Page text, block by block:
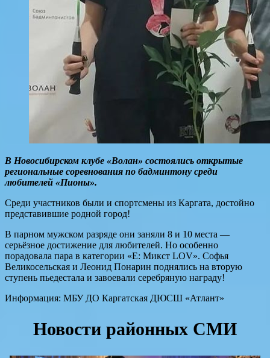
В Новосибирском клубе «Волан» состоялись открытые
региональные соревнования по бадминтону среди
любителей «Пионы».
Среди участников были и спортсмены из Каргата, достойно
представившие родной город!
В парном мужском разряде они заняли 8 и 10 места —
серьёзное достижение для любителей. Но особенно
порадовала пара в категории «Е: Микст LOV». Софья
Великосельская и Леонид Понарин поднялись на вторую
ступень пьедестала и завоевали серебряную награду!
Информация: МБУ ДО Каргатская ДЮСШ «Атлант»